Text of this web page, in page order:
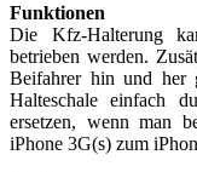
Funktionen
Die Kfz-Halterung
betrieben werden.
Beifahrer hin und her
Halteschale einfach
ersetzen, wenn man
iPhone 3G(s) zum